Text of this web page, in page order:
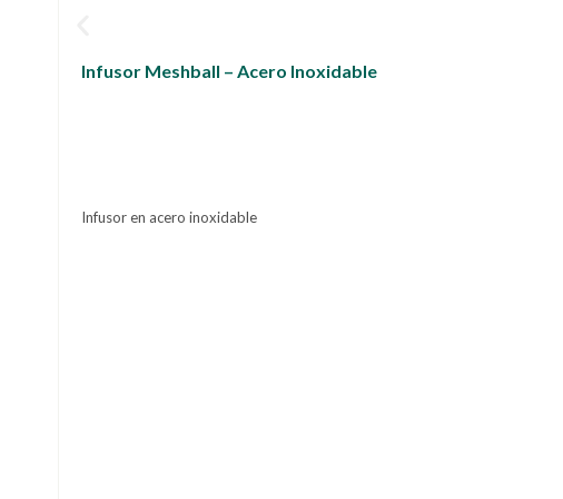
Infusor Meshball – Acero Inoxidable
Infusor en acero inoxidable